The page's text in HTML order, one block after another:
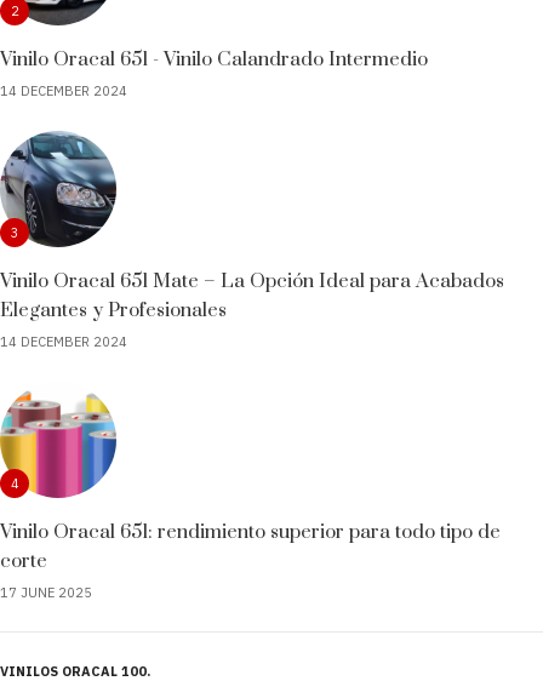
2
Vinilo Oracal 651 - Vinilo Calandrado Intermedio
14 DECEMBER 2024
3
Vinilo Oracal 651 Mate – La Opción Ideal para Acabados
Elegantes y Profesionales
14 DECEMBER 2024
4
Vinilo Oracal 651: rendimiento superior para todo tipo de
corte
17 JUNE 2025
VINILOS ORACAL 100